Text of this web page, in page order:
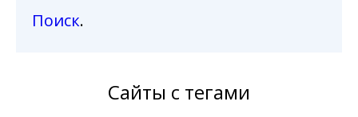
Поиск.
Сайты с тегами